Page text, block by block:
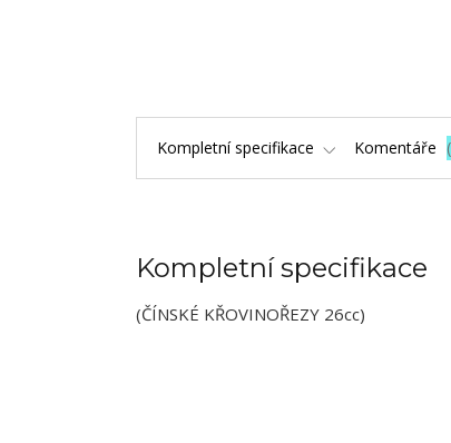
Kompletní specifikace Komentáře
Kompletní specifikace
(ČÍNSKÉ KŘOVINOŘEZY 26cc)